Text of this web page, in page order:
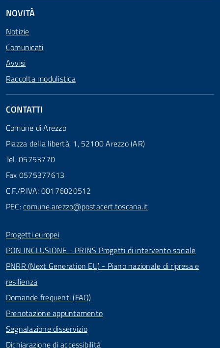
NOVITÀ
Notizie
Comunicati
Avvisi
Raccolta modulistica
CONTATTI
Comune di Arezzo
Piazza della libertà, 1, 52100 Arezzo (AR)
Tel. 05753770
Fax 0575377613
C.F./P.IVA: 00176820512
PEC:comune.arezzo@postacert.toscana.it
Progetti europei
PON INCLUSIONE - PRINS Progetti di intervento sociale
PNRR (Next Generation EU) - Piano nazionale di ripresa e
resilienza
Domande frequenti (FAQ)
Prenotazione appuntamento
Segnalazione disservizio
Dichiarazione di accessibilità